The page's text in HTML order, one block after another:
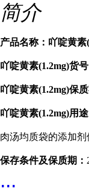
简介
产品名称： 吖啶黄素
吖啶黄素(1.2mg)货号
吖啶黄素(1.2mg)保质
吖啶黄素(1.2mg)用途
肉汤均质袋的添加剂
保存条件及保质期：
...